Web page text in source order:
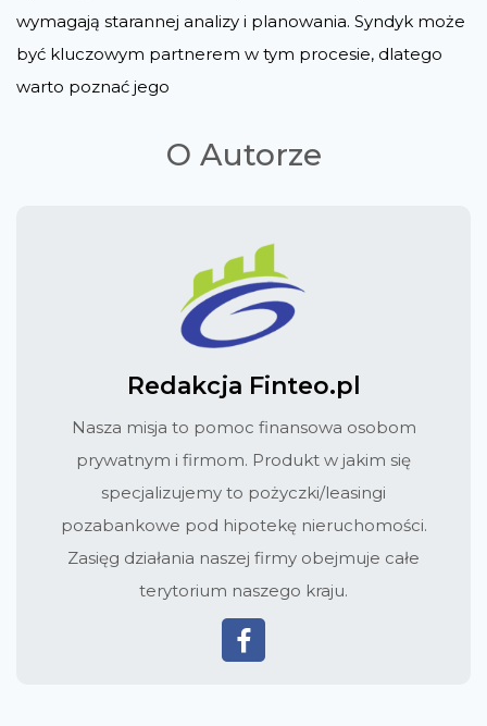
wymagają starannej analizy i planowania. Syndyk może
być kluczowym partnerem w tym procesie, dlatego
warto poznać jego
O Autorze
Redakcja Finteo.pl
Nasza misja to pomoc finansowa osobom
prywatnym i firmom. Produkt w jakim się
specjalizujemy to pożyczki/leasingi
pozabankowe pod hipotekę nieruchomości.
Zasięg działania naszej firmy obejmuje całe
terytorium naszego kraju.